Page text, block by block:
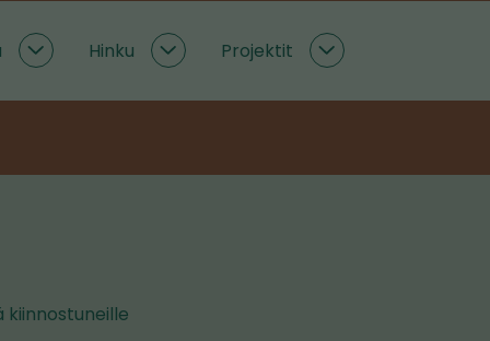
Ilmastoratkaisuja
Hinku
Hinku
Projektit
Projektit